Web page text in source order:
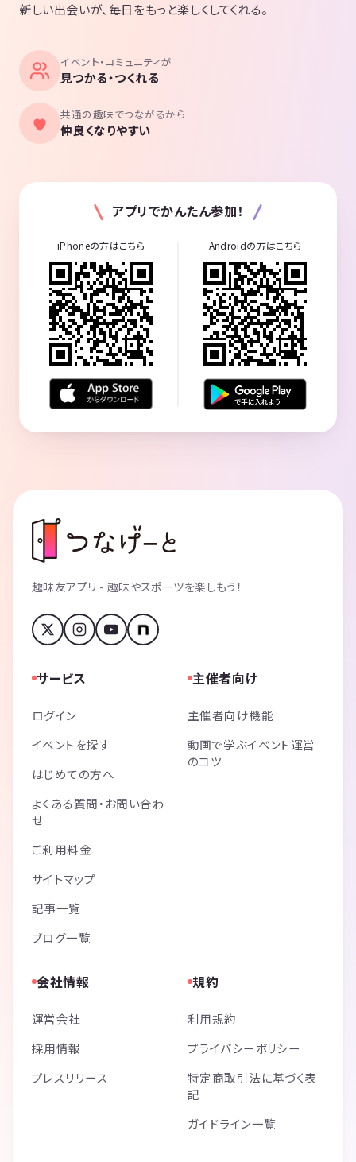
新しい出会いが、毎日をもっと楽しくしてくれる。
イベント・コミュニティが
見つかる・つくれる
共通の趣味でつながるから
仲良くなりやすい
アプリでかんたん参加！
iPhoneの方はこちら Androidの方はこちら
趣味友アプリ - 趣味やスポーツを楽しもう！
サービス
ログイン
イベントを探す
はじめての方へ
よくある質問・お問い合わ
せ
ご利用料金
サイトマップ
記事一覧
ブログ一覧
主催者向け
主催者向け機能
動画で学ぶイベント運営
のコツ
会社情報
運営会社
採用情報
プレスリリース
規約
利用規約
プライバシーポリシー
特定商取引法に基づく表
記
ガイドライン一覧